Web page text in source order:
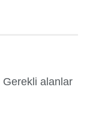
Gerekli alanlar